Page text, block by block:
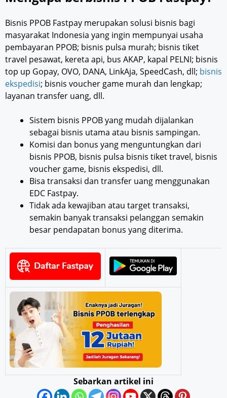
Bisnis PPOB Fastpay merupakan solusi bisnis bagi
masyarakat Indonesia yang ingin mempunyai usaha
pembayaran PPOB; bisnis pulsa murah; bisnis tiket
travel pesawat, kereta api, bus AKAP, kapal PELNI; bisnis
top up Gopay, OVO, DANA, LinkAja, SpeedCash, dll; bisnis
ekspedisi; bisnis voucher game murah dan lengkap;
layanan transfer uang, dll.
Sistem bisnis PPOB yang mudah dijalankan
sebagai bisnis utama atau bisnis sampingan.
Komisi dan bonus yang menguntungkan dari
bisnis PPOB, bisnis pulsa bisnis tiket travel, bisnis
voucher game, bisnis ekspedisi, dll.
Bisa transaksi dan transfer uang menggunakan
EDC Fastpay.
Tidak ada kewajiban atau target transaksi,
semakin banyak transaksi pelanggan semakin
besar pendapatan bonus yang diterima.
Sebarkan artikel ini